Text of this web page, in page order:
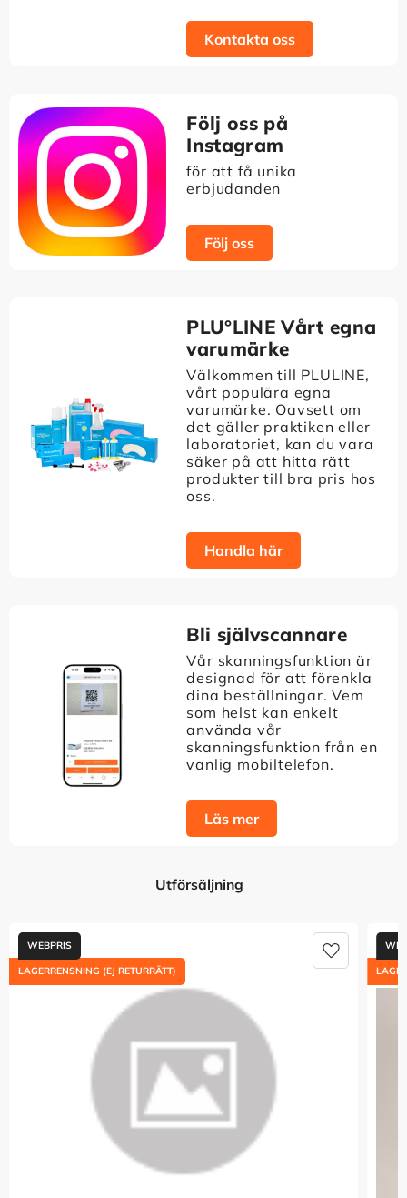
Kontakta oss
Följ oss på
Instagram
för att få unika
erbjudanden
Följ oss
PLU°LINE Vårt egna
varumärke
Välkommen till PLULINE,
vårt populära egna
varumärke. Oavsett om
det gäller praktiken eller
laboratoriet, kan du vara
säker på att hitta rätt
produkter till bra pris hos
oss.
Handla här
Bli självscannare
Vår skanningsfunktion är
designad för att förenkla
dina beställningar. Vem
som helst kan enkelt
använda vår
skanningsfunktion från en
vanlig mobiltelefon.
Läs mer
Utförsäljning
LAGERRENSNING (EJ RETURRÄTT)
Lägg till i